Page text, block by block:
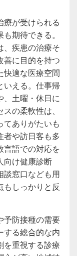
療が受けられる
期待できる。
、疾患の治療そ
善に目的を持つ
快適な医療空間
いえる。仕事帰
、土曜・休日に
の柔軟性は、
てありがたいも
者や訪日客も多
言語での対応を
向け健康診断
談窓口なども用
もしっかりと反
予防接種の需要
する総合的な内
を重視する診療